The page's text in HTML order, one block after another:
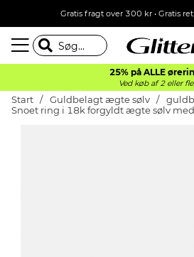
Gratis fragt over 300 kr • Gratis
25% på ALLE
Ved køb af 2 eller
Start Guldbelagt ægte sølv
Snoet ring i 18k forgyldt ægte sølv